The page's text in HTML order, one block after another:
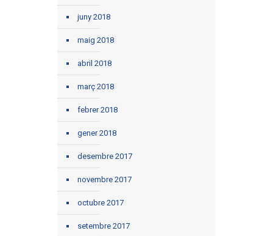
juny 2018
maig 2018
abril 2018
març 2018
febrer 2018
gener 2018
desembre 2017
novembre 2017
octubre 2017
setembre 2017